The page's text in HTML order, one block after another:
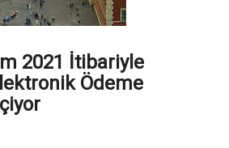
2021 İtibariyle
Ödeme